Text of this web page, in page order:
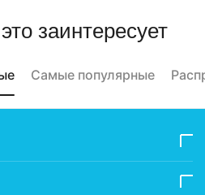
заинтересует
Самые популярные